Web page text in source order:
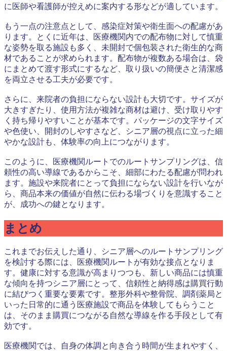
に医師や看護師が控えめに案内する形などが適しています。
もう一点の注意点として、感染症対策や衛生面への配慮があ
ります。とくに近年は、医療機関内での配布物に対して慎重
な姿勢を取る施設も多く、未開封で個包装された衛生的な商
材であることが求められます。配布物が複数ある場合は、袋
にまとめて渡す形式にするなど、取り扱いの簡便さと清潔感
を両立させる工夫が必要です。
さらに、来院者の負担にならない設計も大切です。サイズが
大きすぎたり、使用方法が複雑な商材は避け、受け取りやす
く持ち帰りやすいことが基本です。パッケージの文字サイズ
や色使い、開封のしやすさなど、シニア層の視点に立った細
やかな設計も、体験率の向上につながります。
このように、医療機関ルートでのルートサンプリングは、信
頼性の高い導線であるからこそ、細部にわたる配慮が問われ
ます。施設や来院者にとって負担にならない設計を行いなが
ら、商品本来の価値が自然に伝わる場づくりを意識すること
が、成功への鍵となります。
まとめ
これまでお伝えした通り、シニア層へのルートサンプリング
を検討する際には、医療機関ルートが有効な接点となりま
す。健康に対する意識が高まりつつも、新しい商品には慎重
な傾向を持つシニア層にとって、信頼性と納得感は購買行動
に結びつく重要な要素です。整形外科や整骨院、調剤薬局と
いった日常的に通う医療施設で商品を体験してもらうこと
は、そのまま購買につながる自然な導線を作る手段として有
効です。
医療機関では、自身の体調と向き合う時間が生まれやすく、